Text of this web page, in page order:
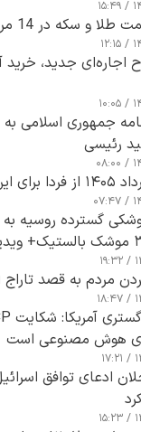
و سکه در 14 مرداد+ جدول
اجاره‌ای جدید، خرید
جمهوری اسلامی به
رئیسی
شارژ می‌شود
گسترده روسیه
مردم به قصد تاراج
هوش مصنوعی است
ادعای توافق